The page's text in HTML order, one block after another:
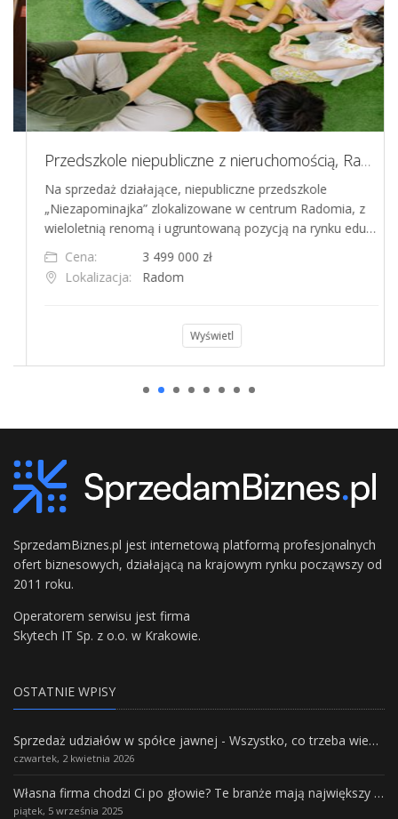
Przedszkole niepubliczne z nieruchomością, Radom
Na sprzedaż działające, niepubliczne przedszkole
„Niezapominajka” zlokalizowane w centrum Radomia, z
wieloletnią renomą i ugruntowaną pozycją na rynku edu…
Cena:
3 499 000 zł
Lokalizacja:
Radom
Wyświetl
SprzedamBiznes.pl jest internetową platformą profesjonalnych
ofert biznesowych, działającą na krajowym rynku począwszy od
2011 roku.
Operatorem serwisu jest firma
Skytech IT Sp. z o.o. w Krakowie.
OSTATNIE WPISY
Sprzedaż udziałów w spółce jawnej - Wszystko, co trzeba wiedzieć.
czwartek, 2 kwietnia 2026
Własna firma chodzi Ci po głowie? Te branże mają największy potencjał rozwoju
piątek, 5 września 2025